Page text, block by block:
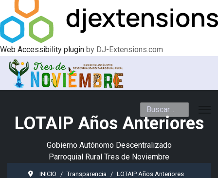
Web Accessibility plugin by DJ-Extensions.com
Buscar
LOTAIP Años Anteriores
Gobierno Autónomo Descentralizado
Parroquial Rural Tres de Noviembre
INICIO Transparencia
LOTAIP Años Anteriores